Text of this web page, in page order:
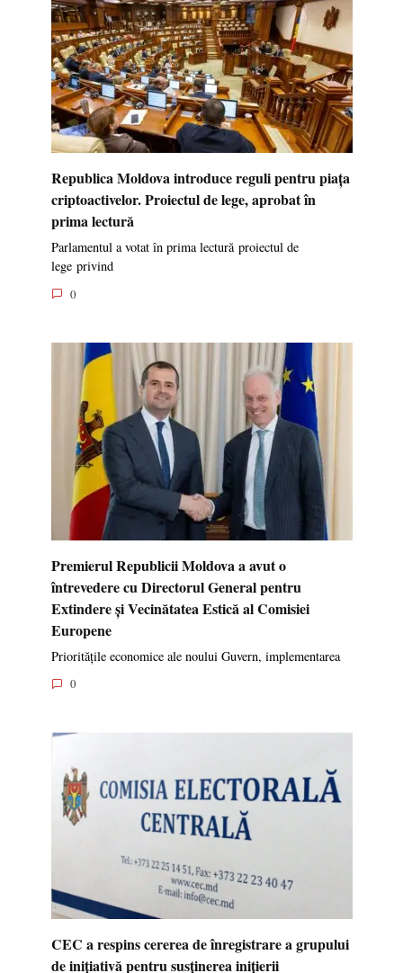
Republica Moldova introduce reguli pentru piața
criptoactivelor. Proiectul de lege, aprobat în
prima lectură
Parlamentul a votat în prima lectură proiectul de
lege privind
0
Premierul Republicii Moldova a avut o
întrevedere cu Directorul General pentru
Extindere și Vecinătatea Estică al Comisiei
Europene
Prioritățile economice ale noului Guvern, implementarea
0
CEC a respins cererea de înregistrare a grupului
de inițiativă pentru susținerea inițierii